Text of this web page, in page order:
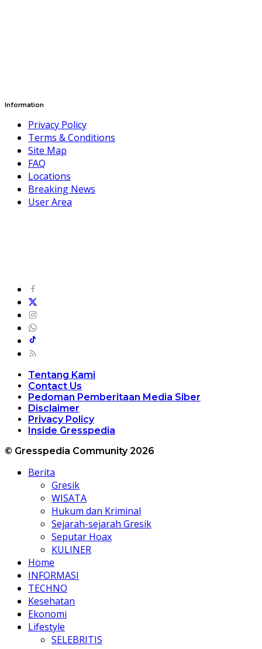
Information
Privacy Policy
Terms & Conditions
Site Map
FAQ
Locations
Breaking News
User Area
Tentang Kami
Contact Us
Pedoman Pemberitaan Media Siber
Disclaimer
Privacy Policy
Inside Gresspedia
© Gresspedia Community 2026
Berita
Gresik
WISATA
Hukum dan Kriminal
Sejarah-sejarah Gresik
Seputar Hoax
KULINER
Home
INFORMASI
TECHNO
Kesehatan
Ekonomi
Lifestyle
SELEBRITIS